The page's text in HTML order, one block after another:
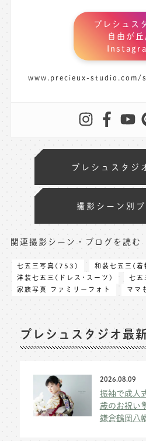
プレシュス
自由が丘
www.precieux-
プレシュスタジ
撮影シーン別
関連撮影シーン・ブログを読む
七五三写真(753)
和装七五三(
洋装七五三(ドレス･スーツ)
七
家族写真 ファミリーフォト
ママ
プレシュスタジオ最
2026.08.09
振袖で成人
歳のお祝い
鎌倉鶴岡八